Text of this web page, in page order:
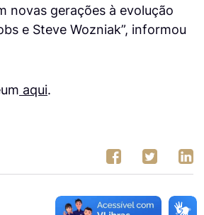
novas gerações à evolução
e Steve Wozniak”, informou
aqui.